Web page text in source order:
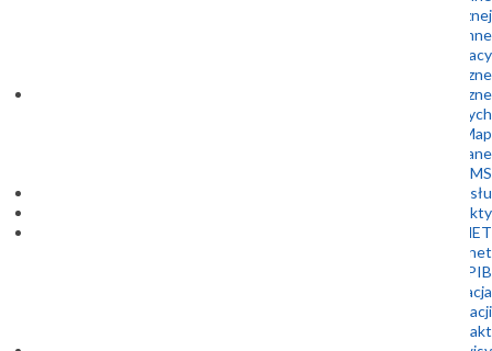
Udostępnianie informacji geologicznej i hydrogeologicznej
Wody podziemne
Oferty pracy
Zamówienia publiczne
Dane geologiczne
Bazy danych
1 Kliknięcie 10 Map
Metadane
WFS i WMS
Centrum Wsparcia Przemysłu
Projekty
GEOPLANET
Szkoła Doktorska Geoplanet
Doktoranci Geoplanet w PIG-PIB
Rekrutacja
Archiwum rekrutacji
Kontakt